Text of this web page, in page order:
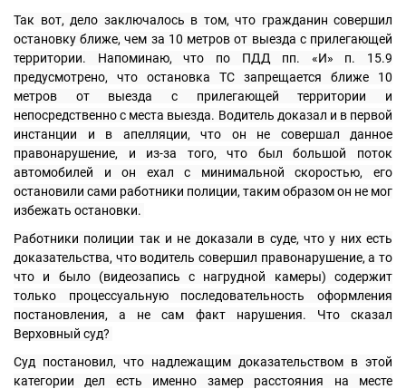
Так вот, дело заключалось в том, что гражданин совершил
остановку ближе, чем за 10 метров от выезда с прилегающей
территории. Напоминаю, что по ПДД пп. «И» п. 15.9
предусмотрено, что остановка ТС запрещается ближе 10
метров от выезда с прилегающей территории и
непосредственно с места выезда. Водитель доказал и в первой
инстанции и в апелляции, что он не совершал данное
правонарушение, и из-за того, что был большой поток
автомобилей и он ехал с минимальной скоростью, его
остановили сами работники полиции, таким образом он не мог
избежать остановки.
Работники полиции так и не доказали в суде, что у них есть
доказательства, что водитель совершил правонарушение, а то
что и было (видеозапись с нагрудной камеры) содержит
только процессуальную последовательность оформления
постановления, а не сам факт нарушения. Что сказал
Верховный суд?
Суд постановил, что надлежащим доказательством в этой
категории дел есть именно замер расстояния на месте